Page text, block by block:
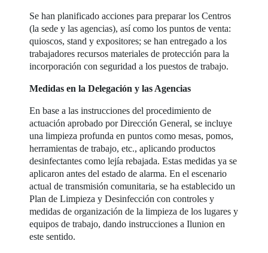
Se han planificado acciones para preparar los Centros
(la sede y las agencias), así como los puntos de venta:
quioscos, stand y expositores; se han entregado a los
trabajadores recursos materiales de protección para la
incorporación con seguridad a los puestos de trabajo.
Medidas en la Delegación y las Agencias
En base a las instrucciones del procedimiento de
actuación aprobado por Dirección General, se incluye
una limpieza profunda en puntos como mesas, pomos,
herramientas de trabajo, etc., aplicando productos
desinfectantes como lejía rebajada. Estas medidas ya se
aplicaron antes del estado de alarma. En el escenario
actual de transmisión comunitaria, se ha establecido un
Plan de Limpieza y Desinfección con controles y
medidas de organización de la limpieza de los lugares y
equipos de trabajo, dando instrucciones a Ilunion en
este sentido.